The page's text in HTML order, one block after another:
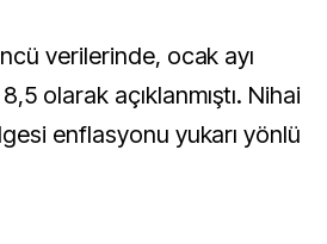
verilerinde, ocak ayı
olarak açıklanmıştı. Nihai
enflasyonu yukarı yönlü